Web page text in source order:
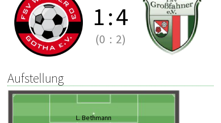
1:4
(0 : 2)
Aufstellung
L. Bethmann